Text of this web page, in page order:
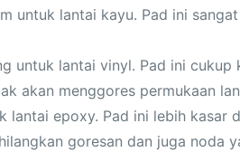
untuk lantai kayu. Pad ini
untuk lantai vinyl. Pad ini cukup
akan menggores permukaan
lantai epoxy. Pad ini lebih kasar
goresan dan juga noda